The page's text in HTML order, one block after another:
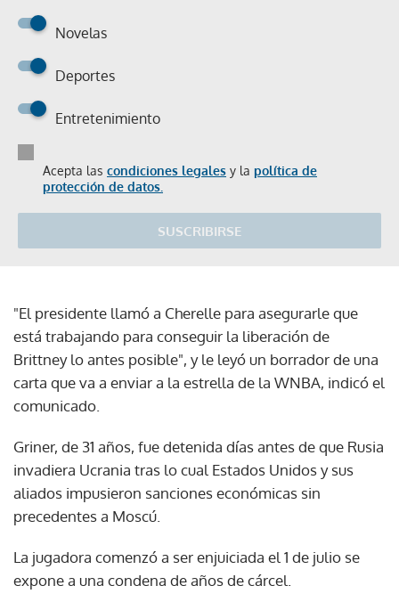
Novelas
Deportes
Entretenimiento
Acepta las condiciones legales y la política de
protección de datos.
SUSCRIBIRSE
"El presidente llamó a Cherelle para asegurarle que
está trabajando para conseguir la liberación de
Brittney lo antes posible", y le leyó un borrador de una
carta que va a enviar a la estrella de la WNBA, indicó el
comunicado.
Griner, de 31 años, fue detenida días antes de que Rusia
invadiera Ucrania tras lo cual Estados Unidos y sus
aliados impusieron sanciones económicas sin
precedentes a Moscú.
La jugadora comenzó a ser enjuiciada el 1 de julio se
expone a una condena de años de cárcel.